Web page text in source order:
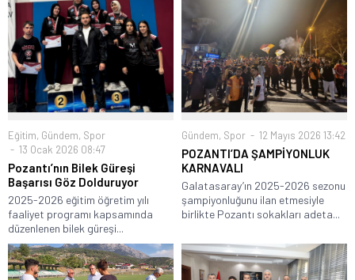
Eğitim, Gündem, Spor
13 Ocak 2026 08:47
Pozantı’nın Bilek Güreşi
Başarısı Göz Dolduruyor
2025-2026 eğitim öğretim yılı
faaliyet programı kapsamında
düzenlenen bilek güreşi...
Gündem, Spor 12 Mayıs 2026 13:42
POZANTI’DA ŞAMPİYONLUK
KARNAVALI
Galatasaray’ın 2025-2026 sezonu
şampiyonluğunu ilan etmesiyle
birlikte Pozantı sokakları adeta...